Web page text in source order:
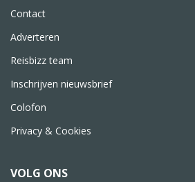
Contact
Adverteren
Reisbizz team
Inschrijven nieuwsbrief
Colofon
Privacy & Cookies
VOLG ONS